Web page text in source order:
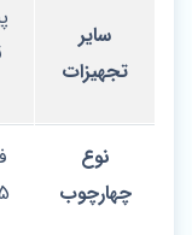
سایر
تجهیزات
نوع
چهارچوب
1.25